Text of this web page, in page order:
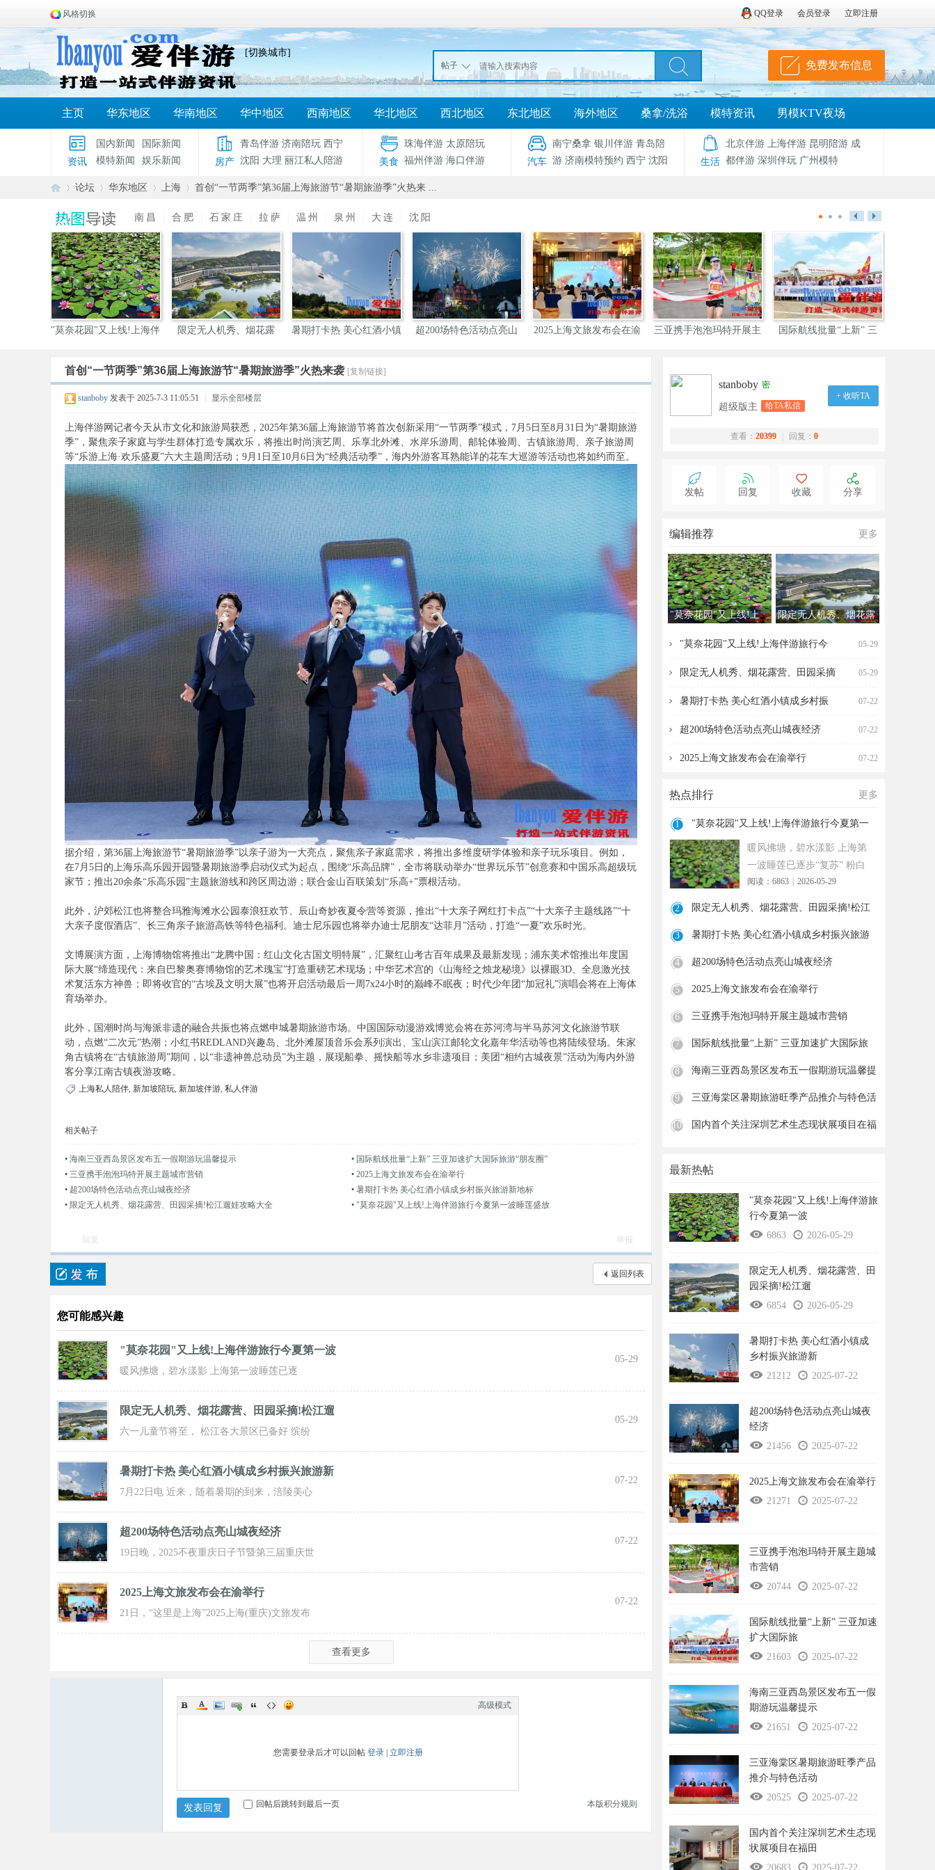
QQ登录 会员登录 立即注册
风格切换
[切换城市]
帖子 免费发布信息
主页 华东地区 华南地区 华中地区 西南地区 华北地区 西北地区 东北地区 海外地区 桑拿/洗浴 模特资讯 男模KTV夜场
资讯
国内新闻
国际新闻
模特新闻
娱乐新闻 房产
青岛伴游 济南陪玩 西宁
沈阳 大理 丽江私人陪游 美食
珠海伴游 太原陪玩
福州伴游 海口伴游 汽车
南宁桑拿 银川伴游 青岛陪
游 济南模特预约 西宁 沈阳 生活
北京伴游 上海伴游 昆明陪游 成
都伴游 深圳伴玩 广州模特
爱
伴
»
论坛
›
华东地区
›
上海
›
首创“一节两季”第36届上海旅游节“暑期旅游季”火热来 ...
南昌 合肥 石家庄 拉萨 温州 泉州 大连 沈阳
"莫奈花园"又上线!上海伴
限定无人机秀、烟花露
暑期打卡热 美心红酒小镇
超200场特色活动点亮山
2025上海文旅发布会在渝
三亚携手泡泡玛特开展主
国际航线批量“上新” 三
首创“一节两季”第36届上海旅游节“暑期旅游季”火热来袭 [复制链接]
stanboby 发表于 2025-7-3 11:05:51 显示全部楼层
上海伴游网记者今天从市文化和旅游局获悉，2025年第36届上海旅游节将首次创新采用“一节两季”模式，7月5日至8月31日为“暑期旅游
季”，聚焦亲子家庭与学生群体打造专属欢乐，将推出时尚演艺周、乐享北外滩、水岸乐游周、邮轮体验周、古镇旅游周、亲子旅游周
等“乐游上海·欢乐盛夏”六大主题周活动；9月1日至10月6日为“经典活动季”，海内外游客耳熟能详的花车大巡游等活动也将如约而至。
据介绍，第36届上海旅游节“暑期旅游季”以亲子游为一大亮点，聚焦亲子家庭需求，将推出多维度研学体验和亲子玩乐项目。例如，
在7月5日的上海乐高乐园开园暨暑期旅游季启动仪式为起点，围绕“乐高品牌”，全市将联动举办“世界玩乐节”创意赛和中国乐高超级玩
家节；推出20余条“乐高乐园”主题旅游线和跨区周边游；联合金山百联策划“乐高+”票根活动。
此外，沪郊松江也将整合玛雅海滩水公园泰浪狂欢节、辰山奇妙夜夏令营等资源，推出“十大亲子网红打卡点”“十大亲子主题线路”“十
大亲子度假酒店”、长三角亲子旅游高铁等特色福利。迪士尼乐园也将举办迪士尼朋友“达菲月”活动，打造“一夏”欢乐时光。
文博展演方面，上海博物馆将推出“龙腾中国：红山文化古国文明特展”，汇聚红山考古百年成果及最新发现；浦东美术馆推出年度国
际大展“缔造现代：来自巴黎奥赛博物馆的艺术瑰宝”打造重磅艺术现场；中华艺术宫的《山海经之烛龙秘境》以裸眼3D、全息激光技
术复活东方神兽；即将收官的“古埃及文明大展”也将开启活动最后一周7x24小时的巅峰不眠夜；时代少年团“加冠礼”演唱会将在上海体
育场举办。
此外，国潮时尚与海派非遗的融合共振也将点燃申城暑期旅游市场。中国国际动漫游戏博览会将在苏河湾与半马苏河文化旅游节联
动，点燃“二次元”热潮；小红书REDLAND兴趣岛、北外滩屋顶音乐会系列演出、宝山滨江邮轮文化嘉年华活动等也将陆续登场。朱家
角古镇将在“古镇旅游周”期间，以“非遗神兽总动员”为主题，展现船拳、摇快船等水乡非遗项目；美团“相约古城夜景”活动为海内外游
客分享江南古镇夜游攻略。
上海私人陪伴, 新加坡陪玩, 新加坡伴游, 私人伴游
相关帖子
• 海南三亚西岛景区发布五一假期游玩温馨提示 • 国际航线批量“上新” 三亚加速扩大国际旅游“朋友圈”
• 三亚携手泡泡玛特开展主题城市营销 • 2025上海文旅发布会在渝举行
• 超200场特色活动点亮山城夜经济 • 暑期打卡热 美心红酒小镇成乡村振兴旅游新地标
• 限定无人机秀、烟花露营、田园采摘!松江遛娃攻略大全 • "莫奈花园"又上线!上海伴游旅行今夏第一波睡莲盛放
回复 举报
返回列表
您可能感兴趣
"莫奈花园"又上线!上海伴游旅行今夏第一波
暖风拂塘，碧水漾影 上海第一波睡莲已逐
步“复苏” 粉白嫣红的花朵浮于水面 趁花期正
05-29
限定无人机秀、烟花露营、田园采摘!松江遛
六一儿童节将至， 松江各大景区已备好 缤纷
活动与超值福利， 从主题乐土到田园乡野，
05-29
暑期打卡热 美心红酒小镇成乡村振兴旅游新
7月22日电 近来，随着暑期的到来，涪陵美心
红酒小镇迎来了大批游客前来打卡，
07-22
超200场特色活动点亮山城夜经济
19日晚，2025不夜重庆日子节暨第三届重庆世
界啤酒文化节发动活动在重庆市九龙坡
07-22
2025上海文旅发布会在渝举行
21日，“这里是上海”2025上海(重庆)文旅发布
会在渝举行，全方位展示上海文旅
07-22
查看更多
高级模式
您需要登录后才可以回帖 登录| 立即注册
本版积分规则
发表回复 回帖后跳转到最后一页
stanboby 密
超级版主 给TA私信
+ 收听TA
查看： 20399 回复： 0
发帖 回复 收藏 分享
编辑推荐 更多
"莫奈花园"又上线!上
限定无人机秀、烟花露
"莫奈花园"又上线!上海伴游旅行今
05-29
限定无人机秀、烟花露营、田园采摘 05-29
暑期打卡热 美心红酒小镇成乡村振 07-22
超200场特色活动点亮山城夜经济 07-22
2025上海文旅发布会在渝举行 07-22
热点排行 更多
1
"莫奈花园"又上线!上海伴游旅行今夏第一
波
暖风拂塘，碧水漾影 上海第
一波睡莲已逐步“复苏” 粉白
嫣红的花朵浮于水面 趁花期
正
阅读：6863 2026-05-29
2
限定无人机秀、烟花露营、田园采摘!松江
3
暑期打卡热 美心红酒小镇成乡村振兴旅游
4
超200场特色活动点亮山城夜经济
5 2025上海文旅发布会在渝举行
6 三亚携手泡泡玛特开展主题城市营销
7 国际航线批量“上新” 三亚加速扩大国际旅
8
海南三亚西岛景区发布五一假期游玩温馨提
9
三亚海棠区暑期旅游旺季产品推介与特色活
10
国内首个关注深圳艺术生态现状展项目在福
最新热帖
"莫奈花园"又上线!上海伴游旅
行今夏第一波
6863
2026-05-29
限定无人机秀、烟花露营、田
园采摘!松江遛
6854
2026-05-29
暑期打卡热 美心红酒小镇成
乡村振兴旅游新
21212
2025-07-22
超200场特色活动点亮山城夜
经济
21456
2025-07-22
2025上海文旅发布会在渝举行
21271
2025-07-22
三亚携手泡泡玛特开展主题城
市营销
20744
2025-07-22
国际航线批量“上新” 三亚加速
扩大国际旅
21603
2025-07-22
海南三亚西岛景区发布五一假
期游玩温馨提示
21651
2025-07-22
三亚海棠区暑期旅游旺季产品
推介与特色活动
20525
2025-07-22
国内首个关注深圳艺术生态现
状展项目在福田
20683
2025-07-22